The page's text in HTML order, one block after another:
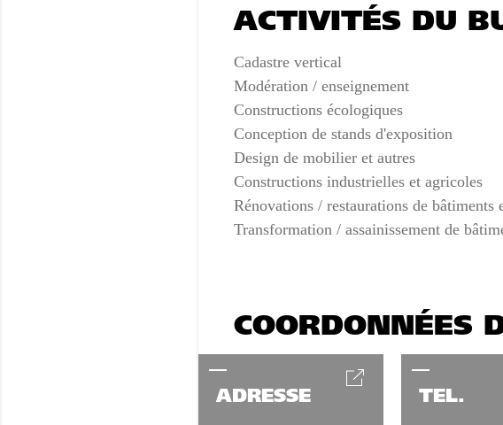
ACTIVITÉS DU
Cadastre vertical
Modération / enseignement
Constructions écologiques
Conception de stands d'exposition
Design de mobilier et autres
Constructions industrielles et agricoles
Rénovations / restaurations de bâtiments
Transformation / assainissement de
COORDONNÉES
ADRESSE TÉL.